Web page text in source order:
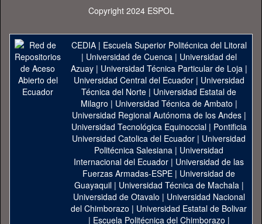
Copyright 2024 ESPOL
CEDIA| Escuela Superior Politécnica del Litoral
| Universidad de Cuenca| Universidad del
Azuay| Universidad Técnica Particular de Loja|
Universidad Central del Ecuador| Universidad
Técnica del Norte | Universidad Estatal de
Milagro | Universidad Técnica de Ambato |
Universidad Regional Autónoma de los Andes|
Universidad Tecnológica Equinoccial| Pontificia
Universidad Catolica del Ecuador | Universidad
Politécnica Salesiana | Universidad
Internacional del Ecuador | Universidad de las
Fuerzas Armadas-ESPE | Universidad de
Guayaquil| Universidad Técnica de Machala|
Universidad de Otavalo | Universidad Nacional
del Chimborazo | Universidad Estatal de Bolivar
| Escuela Politécnica del Chimborazo |